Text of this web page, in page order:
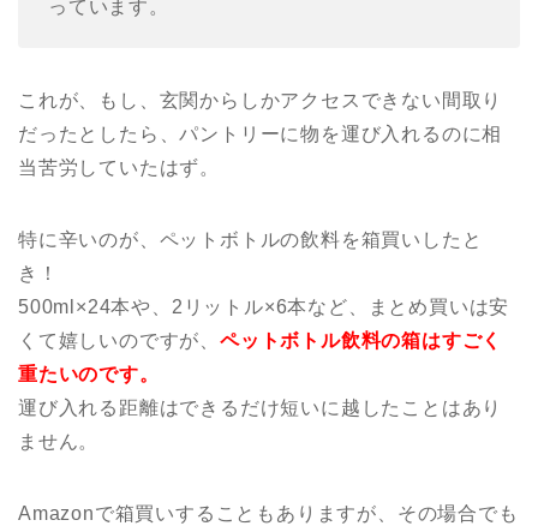
っています。
これが、もし、玄関からしかアクセスできない間取り
だったとしたら、パントリーに物を運び入れるのに相
当苦労していたはず。
特に辛いのが、ペットボトルの飲料を箱買いしたと
き！
500ml×24本や、2リットル×6本など、まとめ買いは安
くて嬉しいのですが、 ペットボトル飲料の箱はすごく
重たいのです。
運び入れる距離はできるだけ短いに越したことはあり
ません。
Amazonで箱買いすることもありますが、その場合でも